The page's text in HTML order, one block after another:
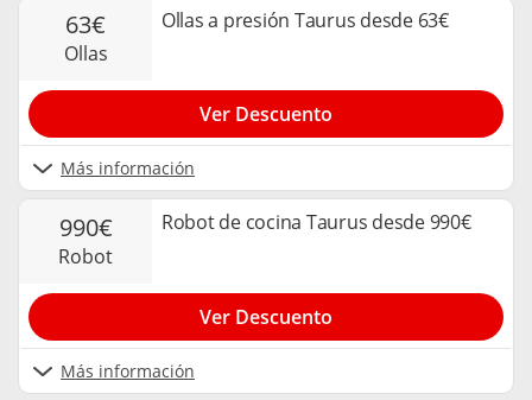
63€
ollas
Ollas a presión Taurus desde 63€
Más información
Ver Descuento
990€
robot
Robot de cocina Taurus desde 990€
Más información
Ver Descuento